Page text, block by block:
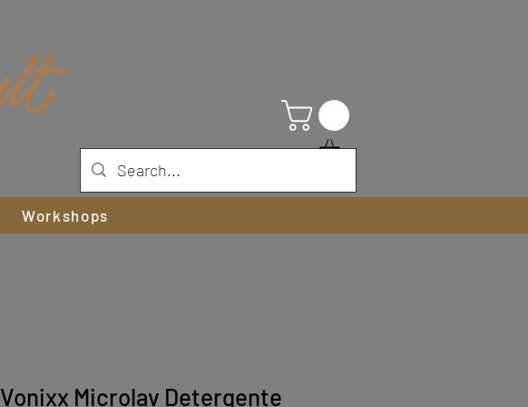
Workshops
Vonixx Microlav Detergente